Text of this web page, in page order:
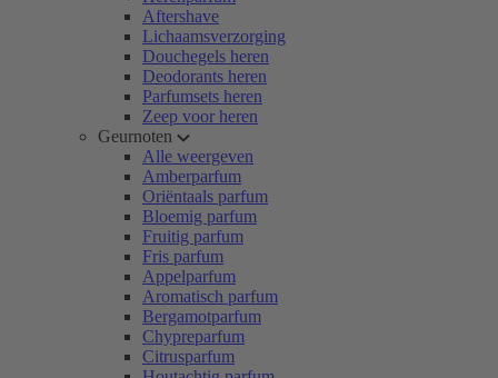
Aftershave
Lichaamsverzorging
Douchegels heren
Deodorants heren
Parfumsets heren
Zeep voor heren
Geurnoten
Alle weergeven
Amberparfum
Oriëntaals parfum
Bloemig parfum
Fruitig parfum
Fris parfum
Appelparfum
Aromatisch parfum
Bergamotparfum
Chypreparfum
Citrusparfum